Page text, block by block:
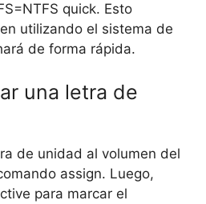
quick. Esto
utilizando el sistema de
de forma rápida.
una letra de
de unidad al volumen del
assign. Luego,
para marcar el